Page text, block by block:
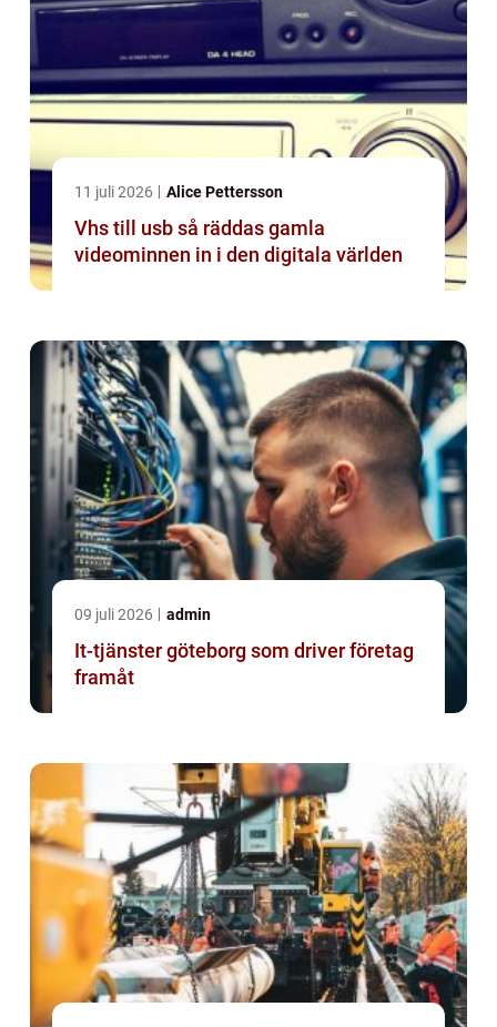
11 juli 2026 Alice Pettersson
Vhs till usb så räddas gamla
videominnen in i den digitala världen
09 juli 2026 admin
It-tjänster göteborg som driver företag
framåt